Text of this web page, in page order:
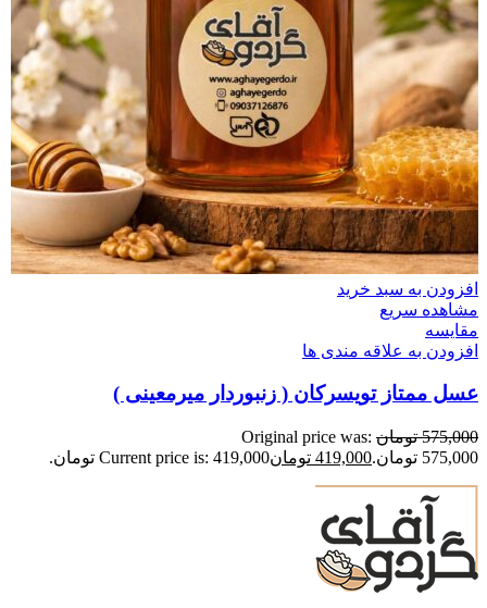
افزودن به سبد خرید
مشاهده سریع
مقایسه
افزودن به علاقه مندی ها
عسل ممتاز تویسرکان ( زنبوردار میرمعینی )
575,000 تومان Original price was:
575,000 تومان.
419,000 تومانCurrent price is: 419,000 تومان.